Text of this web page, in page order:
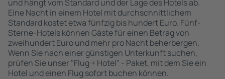
und hängt vom Standard und der Lage des Hotels ab.
Eine Nacht in einem Hotel mit durchschnittlichem
Standard kostet etwa fünfzig bis hundert Euro. Fünf-
Sterne-Hotels können Gäste für einen Betrag von
zweihundert Euro und mehr pro Nacht beherbergen.
Wenn Sie nach einer günstigen Unterkunft suchen,
prüfen Sie unser "Flug + Hotel" - Paket, mit dem Sie ein
Hotel und einen Flug sofort buchen können.